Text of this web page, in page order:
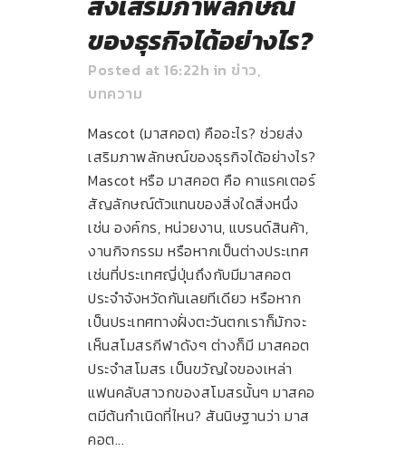
ของธุรกิจได้อย่างไร?
Posted at 16:22h in ข่าว,
บทความ
Mascot (มาสคอต) คืออะไร? ช่วยส่ง
เสริมภาพลักษณ์ของธุรกิจได้อย่างไร?
Mascot หรือ มาสคอต คือ คาแรคเตอร์
สัญลักษณ์ตัวแทนของสิ่งใดสิ่งหนึ่ง
เช่น องค์กร, หน่วยงาน, แบรนด์สินค้า,
งานกิจกรรม หรือหากเป็นต่างประเทศ
เช่นที่ประเทศญี่ปุ่นถึงกับมีมาสคอต
ประจำจังหวัดกันเลยทีเดียว หรือหาก
เป็นประเทศทางฝั่งตะวันตกเราก็มักจะ
เห็นสโมสรกีฬาดังๆ ต่างก็มี มาสคอต
ประจำสโมสร เป็นขวัญใจของเหล่า
แฟนคลับสาวกของสโมสรนั้นๆ มาสคอ
ตมีต้นกำเนิดที่ไหน? สันนิษฐานว่า มาส
คอต...